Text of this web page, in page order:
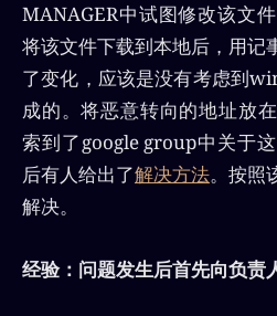
MANAGER中试图修改该文
将该文件下载到本地后，用记
了变化，应该是没有考虑到
成的。将恶意转向的地址放
索到了google group中关于
后有人给出了解决方法。按照
解决。
经验：问题发生后首先向负责